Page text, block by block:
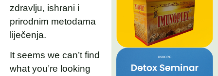
zdravlju, ishrani i
prirodnim metodama
liječenja.
It seems we can’t find
what you’re looking